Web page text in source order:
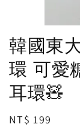
韓國東
環 可愛
耳環🧸
Regular
NT$ 199